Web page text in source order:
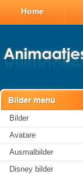
Home
Bilder
Avatare
Ausmalbilder
Disney bilder